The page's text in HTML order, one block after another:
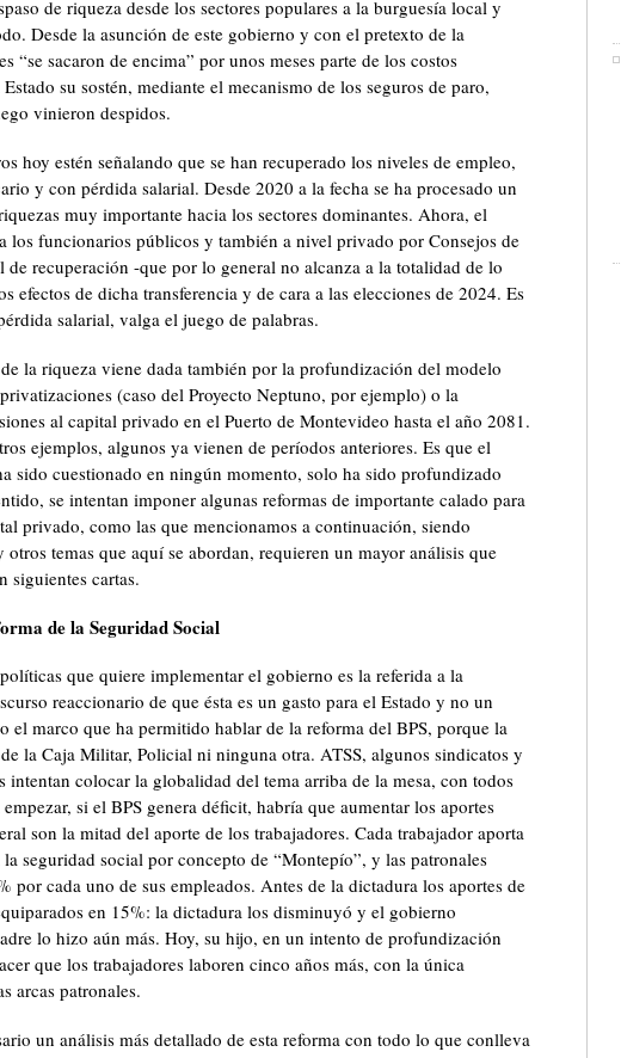
de riqueza desde los sectores populares a la burguesía local y
Desde la asunción de este gobierno y con el pretexto de la
“se sacaron de encima” por unos meses parte de los costos
su sostén, mediante el mecanismo de los seguros de paro,
vinieron despidos.
hoy estén señalando que se han recuperado los niveles de empleo,
y con pérdida salarial. Desde 2020 a la fecha se ha procesado un
muy importante hacia los sectores dominantes. Ahora, el
los funcionarios públicos y también a nivel privado por Consejos de
de recuperación -que por lo general no alcanza a la totalidad de lo
efectos de dicha transferencia y de cara a las elecciones de 2024. Es
salarial, valga el juego de palabras.
la riqueza viene dada también por la profundización del modelo
(caso del Proyecto Neptuno, por ejemplo) o la
al capital privado en el Puerto de Montevideo hasta el año 2081.
ejemplos, algunos ya vienen de períodos anteriores. Es que el
sido cuestionado en ningún momento, solo ha sido profundizado
se intentan imponer algunas reformas de importante calado para
privado, como las que mencionamos a continuación, siendo
otros temas que aquí se abordan, requieren un mayor análisis que
siguientes cartas.
de la Seguridad Social
que quiere implementar el gobierno es la referida a la
reaccionario de que ésta es un gasto para el Estado y no un
el marco que ha permitido hablar de la reforma del BPS, porque la
la Caja Militar, Policial ni ninguna otra. ATSS, algunos sindicatos y
intentan colocar la globalidad del tema arriba de la mesa, con todos
si el BPS genera déficit, habría que aumentar los aportes
son la mitad del aporte de los trabajadores. Cada trabajador aporta
seguridad social por concepto de “Montepío”, y las patronales
por cada uno de sus empleados. Antes de la dictadura los aportes de
en 15%: la dictadura los disminuyó y el gobierno
lo hizo aún más. Hoy, su hijo, en un intento de profundización
que los trabajadores laboren cinco años más, con la única
arcas patronales.
un análisis más detallado de esta reforma con todo lo que conlleva